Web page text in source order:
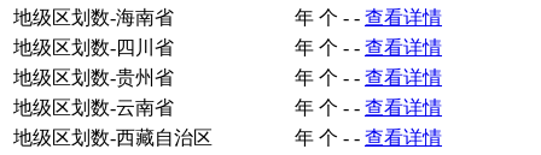
地级区划数-海南省
年 个 - - 查看详情
地级区划数-四川省
年 个 - - 查看详情
地级区划数-贵州省
年 个 - - 查看详情
地级区划数-云南省
年 个 - - 查看详情
地级区划数-西藏自治区
年 个 - - 查看详情